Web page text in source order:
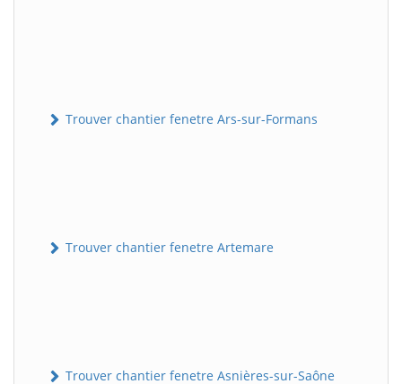
Trouver chantier fenetre Ars-sur-Formans
Trouver chantier fenetre Artemare
Trouver chantier fenetre Asnières-sur-Saône